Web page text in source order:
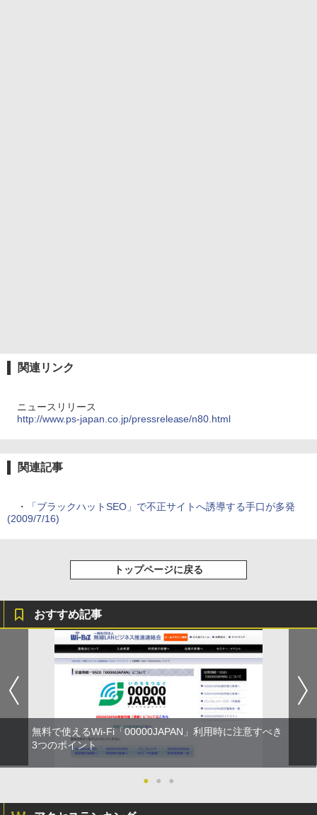
関連リンク
ニュースリリース
http://www.ps-japan.co.jp/pressrelease/n80.html
関連記事
・
「ブラックハットSEO」で不正サイトへ誘導する手口が多発
(2009/7/16)
トップページに戻る
おすすめ記事
無料で使えるWi-Fi「00000JAPAN」利用時に注意すべき
3つのポイント
● ● ●